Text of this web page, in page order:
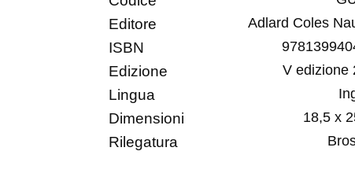
Editore Adlard Coles
ISBN
Edizione V edizione
Lingua
Dimensioni 18,5 x
Rilegatura